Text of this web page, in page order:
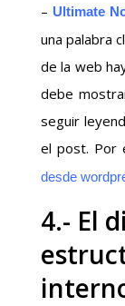
– Ultimate
una palabra
de la web
debe
seguir
el post. Por
desde
4.- El